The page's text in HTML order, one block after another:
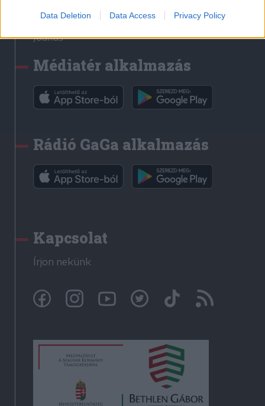
Data Deletion Data Access Privacy Policy
Rádió GaGa
Jóállás
Médiatér alkalmazás
Rádió GaGa alkalmazás
Kapcsolat
Írjon nekünk